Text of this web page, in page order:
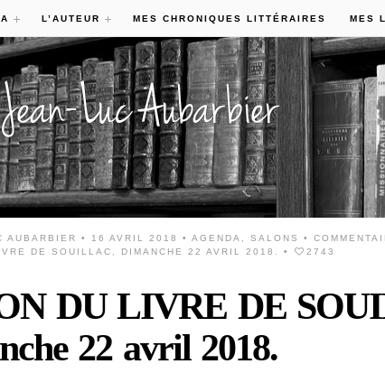
L’AUTEUR MES CHRONIQUES LITTÉRAIRES MES
AUBARBIER • 16 AVRIL 2018 •AGENDA ,SALONS •
DE SOUILLAC, DIMANCHE 22 AVRIL 2018.
• 2743
DU LIVRE DE
22 avril 2018.